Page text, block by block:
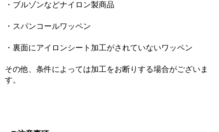
・ブルゾンなどナイロン製商品
・スパンコールワッペン
・裏面にアイロンシート加工がされていないワッペン
その他、条件によっては加工をお断りする場合がございま
す。